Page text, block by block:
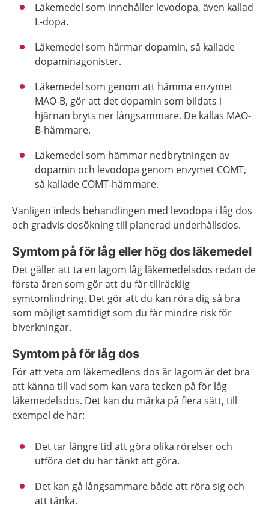
Läkemedel som innehåller levodopa, även kallad
L-dopa.
Läkemedel som härmar dopamin, så kallade
dopaminagonister.
Läkemedel som genom att hämma enzymet
MAO-B, gör att det dopamin som bildats i
hjärnan bryts ner långsammare. De kallas MAO-
B-hämmare.
Läkemedel som hämmar nedbrytningen av
dopamin och levodopa genom enzymet COMT,
så kallade COMT-hämmare.
Vanligen inleds behandlingen med levodopa i låg dos
och gradvis dosökning till planerad underhållsdos.
Symtom på för låg eller hög dos läkemedel
Det gäller att ta en lagom låg läkemedelsdos redan de
första åren som gör att du får tillräcklig
symtomlindring. Det gör att du kan röra dig så bra
som möjligt samtidigt som du får mindre risk för
biverkningar.
Symtom på för låg dos
För att veta om läkemedlens dos är lagom är det bra
att känna till vad som kan vara tecken på för låg
läkemedelsdos. Det kan du märka på flera sätt, till
exempel de här:
Det tar längre tid att göra olika rörelser och
utföra det du har tänkt att göra.
Det kan gå långsammare både att röra sig och
att tänka.